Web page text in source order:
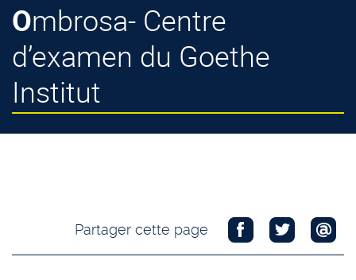
Ombrosa- Centre
d’examen du Goethe
Institut
Partager cette page